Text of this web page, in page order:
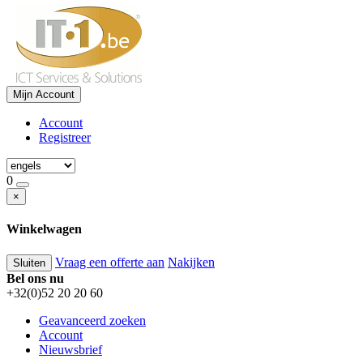
Mijn Account
Account
Registreer
0
×
Winkelwagen
Sluiten Vraag een offerte aan Nakijken
Bel ons nu
+32(0)52 20 20 60
Geavanceerd zoeken
Account
Nieuwsbrief